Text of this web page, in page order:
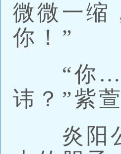
微微一缩
你！”
“你……
讳？”紫
炎阳公